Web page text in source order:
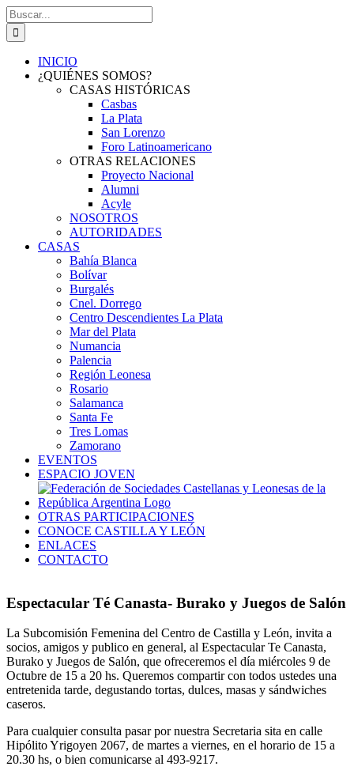
Saltar
al
contenido
Buscar:
INICIO
¿QUIÉNES SOMOS?
CASAS HISTÓRICAS
Casbas
La Plata
San Lorenzo
Foro Latinoamericano
OTRAS RELACIONES
Proyecto Nacional
Alumni
Acyle
NOSOTROS
AUTORIDADES
CASAS
Bahía Blanca
Bolívar
Burgalés
Cnel. Dorrego
Centro Descendientes La Plata
Mar del Plata
Numancia
Palencia
Región Leonesa
Rosario
Salamanca
Santa Fe
Tres Lomas
Zamorano
EVENTOS
ESPACIO JOVEN
OTRAS PARTICIPACIONES
CONOCE CASTILLA Y LEÓN
ENLACES
CONTACTO
Espectacular Té Canasta- Burako y Juegos de Salón
La Subcomisión Femenina del Centro de Castilla y León, invita a
socios, amigos y publico en general, al Espectacular Te Canasta,
Burako y Juegos de Salón, que ofreceremos el día miércoles 9 de
Octubre de 15 a 20 hs. Queremos compartir con todos ustedes una
entretenida tarde, degustando tortas, dulces, masas y sándwiches
caseros.
Para cualquier consulta pasar por nuestra Secretaria sita en calle
Hipólito Yrigoyen 2067, de martes a viernes, en el horario de 15 a
20.30 hs, o bien comunicarse al 493-9217.